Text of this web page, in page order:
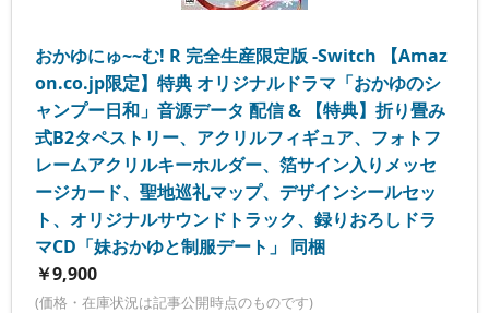
おかゆにゅ~~む! R 完全生産限定版 -Switch 【Amaz
on.co.jp限定】特典 オリジナルドラマ「おかゆのシ
ャンプー日和」音源データ 配信 & 【特典】折り畳み
式B2タペストリー、アクリルフィギュア、フォトフ
レームアクリルキーホルダー、箔サイン入りメッセ
ージカード、聖地巡礼マップ、デザインシールセッ
ト、オリジナルサウンドトラック、録りおろしドラ
マCD「妹おかゆと制服デート」 同梱
￥9,900
(価格・在庫状況は記事公開時点のものです)